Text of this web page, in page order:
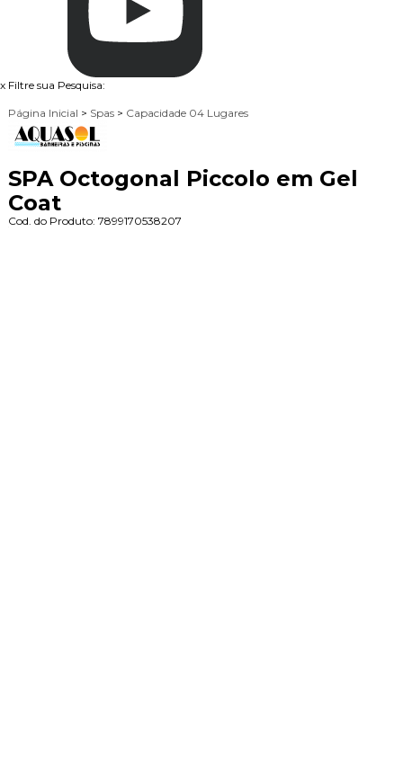
x Filtre sua Pesquisa:
Página Inicial > Spas > Capacidade 04 Lugares
SPA Octogonal Piccolo em Gel
Coat
Cod. do Produto: 7899170538207